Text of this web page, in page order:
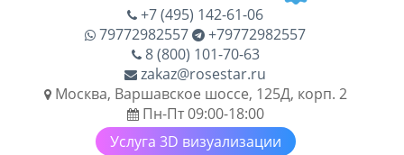
+7 (495) 142-61-06
79772982557
+79772982557
8 (800) 101-70-63
zakaz@rosestar.ru
Москва, Варшавское шоссе, 125Д, корп. 2
Пн-Пт 09:00-18:00
Услуга 3D визуализации